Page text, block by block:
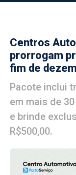
Centros
prorrogam
fim de
Pacote inclui
em mais de
e brinde
R$500,00.